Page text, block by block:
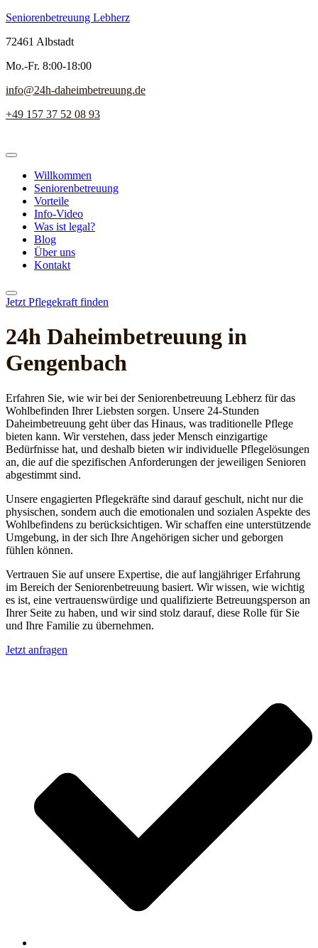
Seniorenbetreuung Lebherz
72461 Albstadt
Mo.-Fr. 8:00-18:00
info@24h-daheimbetreuung.de
+49 157 37 52 08 93
Willkommen
Seniorenbetreuung
Vorteile
Info-Video
Was ist legal?
Blog
Über uns
Kontakt
Jetzt Pflegekraft finden
24h Daheim­betreuung in
Gengenbach
Erfahren Sie, wie wir bei der Seniorenbetreuung Lebherz für das
Wohlbefinden Ihrer Liebsten sorgen. Unsere 24-Stunden
Daheimbetreuung geht über das Hinaus, was traditionelle Pflege
bieten kann. Wir verstehen, dass jeder Mensch einzigartige
Bedürfnisse hat, und deshalb bieten wir individuelle Pflegelösungen
an, die auf die spezifischen Anforderungen der jeweiligen Senioren
abgestimmt sind.
Unsere engagierten Pflegekräfte sind darauf geschult, nicht nur die
physischen, sondern auch die emotionalen und sozialen Aspekte des
Wohlbefindens zu berücksichtigen. Wir schaffen eine unterstützende
Umgebung, in der sich Ihre Angehörigen sicher und geborgen
fühlen können.
Vertrauen Sie auf unsere Expertise, die auf langjähriger Erfahrung
im Bereich der Seniorenbetreuung basiert. Wir wissen, wie wichtig
es ist, eine vertrauenswürdige und qualifizierte Betreuungsperson an
Ihrer Seite zu haben, und wir sind stolz darauf, diese Rolle für Sie
und Ihre Familie zu übernehmen.
Jetzt anfragen